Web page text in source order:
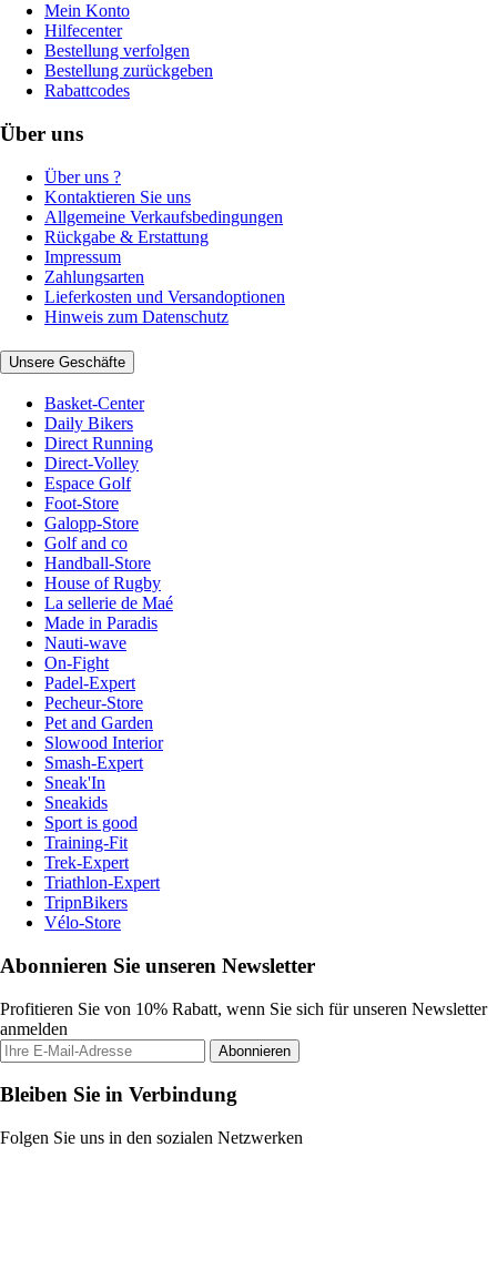
Mein Konto
Hilfecenter
Bestellung verfolgen
Bestellung zurückgeben
Rabattcodes
Über uns
Über uns ?
Kontaktieren Sie uns
Allgemeine Verkaufsbedingungen
Rückgabe & Erstattung
Impressum
Zahlungsarten
Lieferkosten und Versandoptionen
Hinweis zum Datenschutz
Unsere Geschäfte
Basket-Center
Daily Bikers
Direct Running
Direct-Volley
Espace Golf
Foot-Store
Galopp-Store
Golf and co
Handball-Store
House of Rugby
La sellerie de Maé
Made in Paradis
Nauti-wave
On-Fight
Padel-Expert
Pecheur-Store
Pet and Garden
Slowood Interior
Smash-Expert
Sneak'In
Sneakids
Sport is good
Training-Fit
Trek-Expert
Triathlon-Expert
TripnBikers
Vélo-Store
Abonnieren Sie unseren Newsletter
Profitieren Sie von 10% Rabatt, wenn Sie sich für unseren Newsletter
anmelden
Abonnieren
Bleiben Sie in Verbindung
Folgen Sie uns in den sozialen Netzwerken